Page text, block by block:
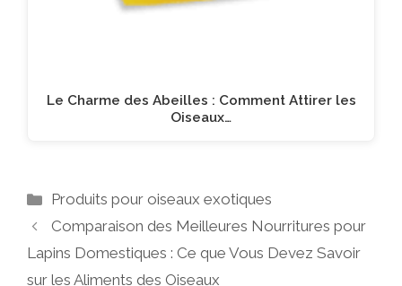
Le Charme des Abeilles : Comment Attirer les
Oiseaux…
Catégories
Produits pour oiseaux exotiques
Comparaison des Meilleures Nourritures pour
Lapins Domestiques : Ce que Vous Devez Savoir
sur les Aliments des Oiseaux